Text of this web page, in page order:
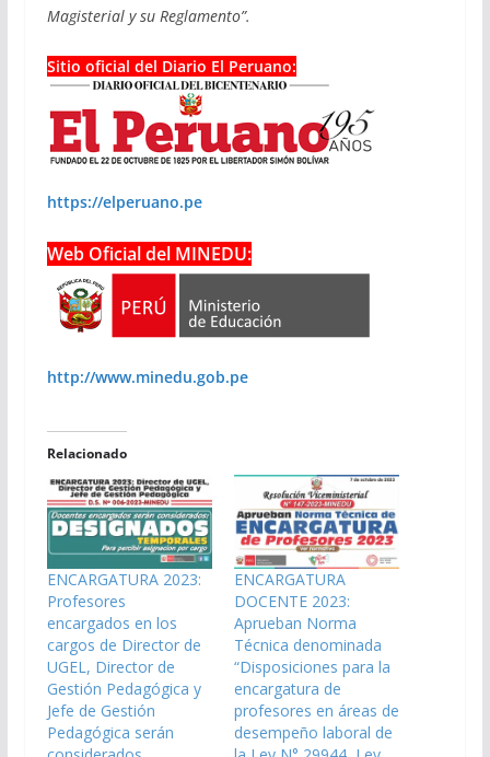
Magisterial y su Reglamento”.
Sitio oficial del Diario El Peruano:
https://elperuano.pe
Web Oficial del MINEDU:
http://www.minedu.gob.pe
Relacionado
ENCARGATURA 2023:
Profesores
encargados en los
cargos de Director de
UGEL, Director de
Gestión Pedagógica y
Jefe de Gestión
Pedagógica serán
ENCARGATURA
DOCENTE 2023:
Aprueban Norma
Técnica denominada
“Disposiciones para la
encargatura de
profesores en áreas de
desempeño laboral de